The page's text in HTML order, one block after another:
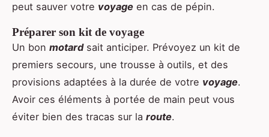
peut sauver votre voyage en cas de pépin.
Préparer son kit de voyage
Un bon motardsait anticiper. Prévoyez un kit de
premiers secours, une trousse à outils, et des
provisions adaptées à la durée de votre voyage.
Avoir ces éléments à portée de main peut vous
éviter bien des tracas sur la route.